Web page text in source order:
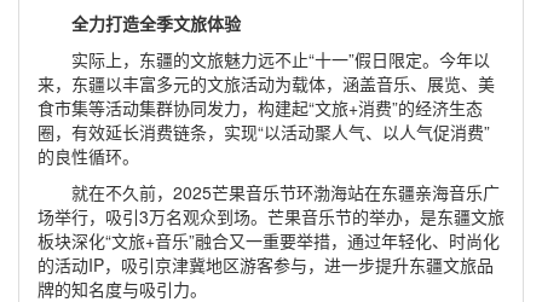
全力打造全季文旅体验
实际上，东疆的文旅魅力远不止“十一”假日限定。今年以
来，东疆以丰富多元的文旅活动为载体，涵盖音乐、展览、美
食市集等活动集群协同发力，构建起“文旅+消费”的经济生态
圈，有效延长消费链条，实现“以活动聚人气、以人气促消费”
的良性循环。
就在不久前，2025芒果音乐节环渤海站在东疆亲海音乐广
场举行，吸引3万名观众到场。芒果音乐节的举办，是东疆文旅
板块深化“文旅+音乐”融合又一重要举措，通过年轻化、时尚化
的活动IP，吸引京津冀地区游客参与，进一步提升东疆文旅品
牌的知名度与吸引力。